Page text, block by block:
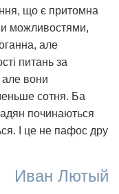
що є притомна
можливостями,
але
питань за
але вони
сотня. Ба
починаються
І це не пафос дру
Иван Лютый